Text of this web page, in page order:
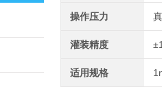
操作压力
灌装精度
适用规格